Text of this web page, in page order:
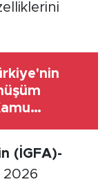
(İGFA)-
2026